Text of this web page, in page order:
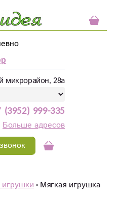
микрорайон, 28а
(3952) 999-335
Больше адресов
Мягкая игрушка